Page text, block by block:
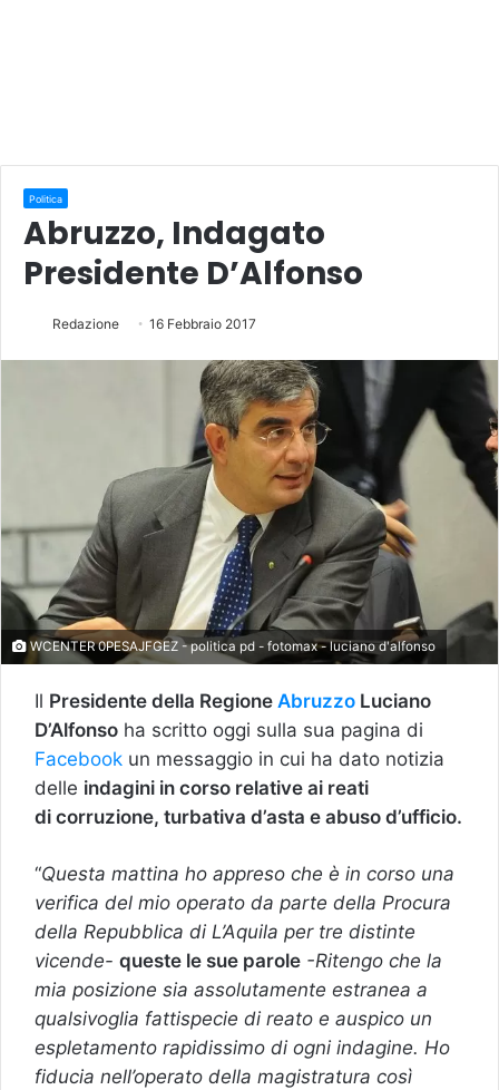
Politica
Abruzzo, Indagato
Presidente D’Alfonso
Redazione 16 Febbraio 2017
WCENTER 0PESAJFGEZ - politica pd - fotomax - luciano d'alfonso
Il Presidente della Regione Abruzzo Luciano
D’Alfonso ha scritto oggi sulla sua pagina di
Facebook un messaggio in cui ha dato notizia
delle indagini in corso relative ai reati
di corruzione, turbativa d’asta e abuso d’ufficio.
“Questa mattina ho appreso che è in corso una
verifica del mio operato da parte della Procura
della Repubblica di L’Aquila per tre distinte
vicende- queste le sue parole -Ritengo che la
mia posizione sia assolutamente estranea a
qualsivoglia fattispecie di reato e auspico un
espletamento rapidissimo di ogni indagine. Ho
fiducia nell’operato della magistratura così